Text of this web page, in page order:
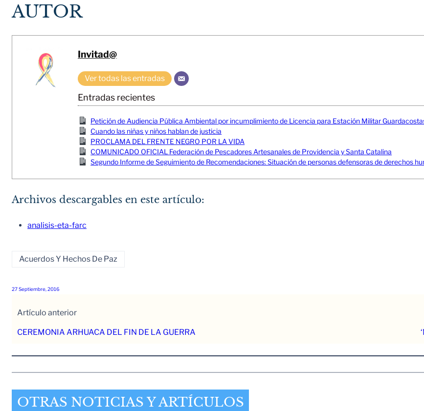
AUTOR
Invitad@
Ver todas las entradas
Entradas recientes
Petición de Audiencia Pública Ambiental por incumplimiento de Licencia para Estación Militar
Cuando las niñas y niños hablan de justicia
PROCLAMA DEL FRENTE NEGRO POR LA VIDA
COMUNICADO OFICIAL Federación de Pescadores Artesanales de Providencia y Santa Catalina
Segundo Informe de Seguimiento de Recomendaciones: Situación de personas defensoras de derechos
Archivos descargables en este artículo:
analisis-eta-farc
Acuerdos Y Hechos De Paz
27 Septiembre, 2016
Artículo anterior
CEREMONIA ARHUACA DEL FIN DE LA GUERRA
OTRAS NOTICIAS Y ARTÍCULOS